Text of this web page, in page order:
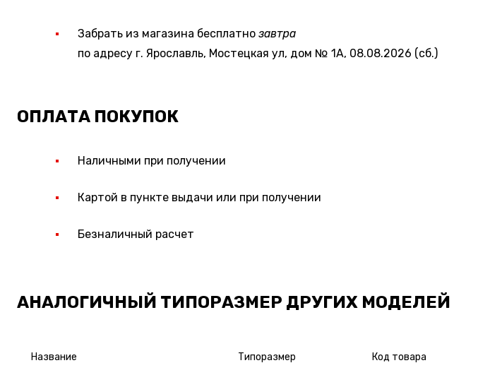
Забрать из магазина бесплатно завтра
по адресу г. Ярославль, Мостецкая ул, дом № 1А, 08.08.2026 (сб.)
ОПЛАТА ПОКУПОК
Наличными при получении
Картой в пункте выдачи или при получении
Безналичный расчет
АНАЛОГИЧНЫЙ ТИПОРАЗМЕР ДРУГИХ МОДЕЛЕЙ
Название Типоразмер Код товара